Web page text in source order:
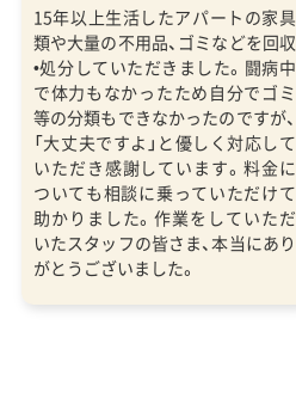
15年以上生活したアパートの家具
類や大量の不用品、ゴミなどを回収
•処分していただきました。闘病中
で体力もなかったため自分でゴミ
等の分類もできなかったのですが、
「大丈夫ですよ」と優しく対応して
いただき感謝しています。料金に
ついても相談に乗っていただけて
助かりました。作業をしていただ
いたスタッフの皆さま、本当にあり
がとうございました。